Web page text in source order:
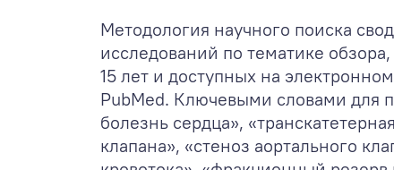
Методология научного поиска
исследований по тематике
15 лет и доступных на
PubMed. Ключевыми словами для
болезнь сердца»,
клапана», «стеноз аортального